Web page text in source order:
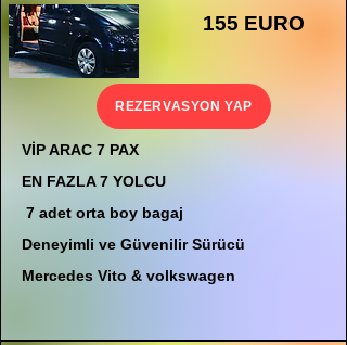
155 EURO
REZERVASYON YAP
VİP ARAC 7 PAX
EN FAZLA 7 YOLCU
7 adet orta boy bagaj
Deneyimli ve Güvenilir Sürücü
Mercedes Vito & volkswagen